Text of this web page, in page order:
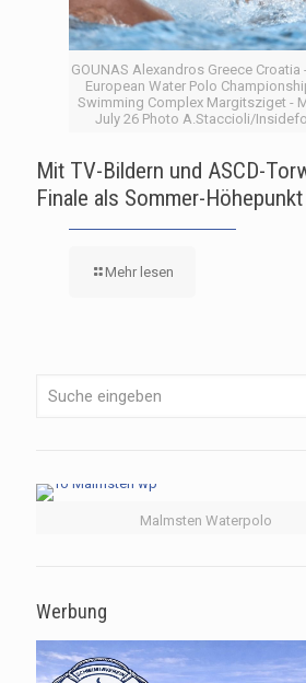
GOUNAS Alexandros Greece Croatia
European Water Polo
Swimming Complex Margitsziget -
July 26 Photo A.Staccioli/
Mit TV-Bildern und ASCD-
Finale als Sommer-Höhepunkt
Mehr lesen
Malmsten Waterpolo
Werbung